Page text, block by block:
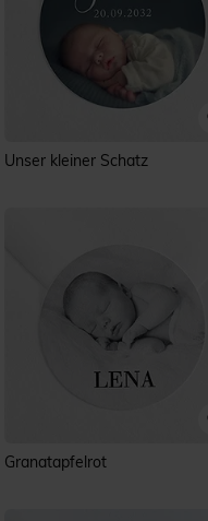
Unser kleiner Schatz
Granatapfelrot